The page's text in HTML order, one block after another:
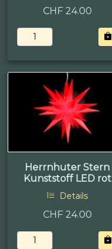
CHF 24.00
Herrnhuter Stern
Kunststoff LED rot
Details
CHF 24.00